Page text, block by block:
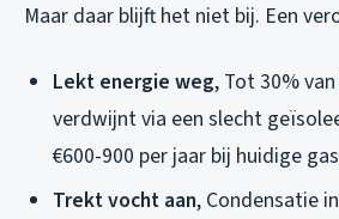
Maar daar blijft het niet bij. Een
Lekt energie weg, Tot 30%
verdwijnt via een slecht
€600-900 per jaar bij huidige
Trekt vocht aan, Condensatie